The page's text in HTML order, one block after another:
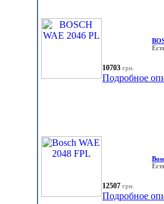
10703 грн.
Подробное
12507 грн.
Подробное